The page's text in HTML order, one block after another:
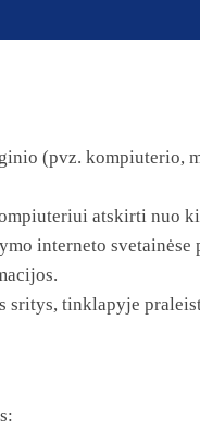
(pvz. kompiuterio,
atskirti nuo
interneto svetainėse
sritys, tinklapyje